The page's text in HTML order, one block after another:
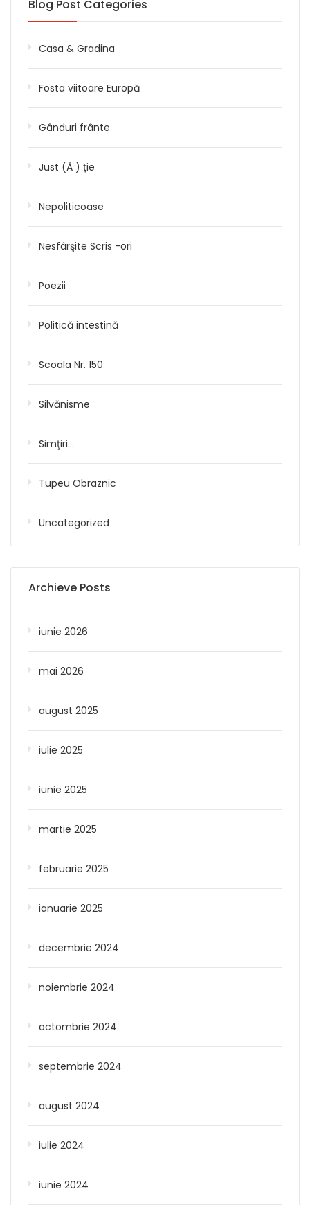
Blog Post Categories
Casa & Gradina
Fosta viitoare Europă
Gânduri frânte
Just (Ă ) ţie
Nepoliticoase
Nesfârşite Scris -ori
Poezii
Politică intestină
Scoala Nr. 150
Silvănisme
Simţiri…
Tupeu Obraznic
Uncategorized
Archieve Posts
iunie 2026
mai 2026
august 2025
iulie 2025
iunie 2025
martie 2025
februarie 2025
ianuarie 2025
decembrie 2024
noiembrie 2024
octombrie 2024
septembrie 2024
august 2024
iulie 2024
iunie 2024